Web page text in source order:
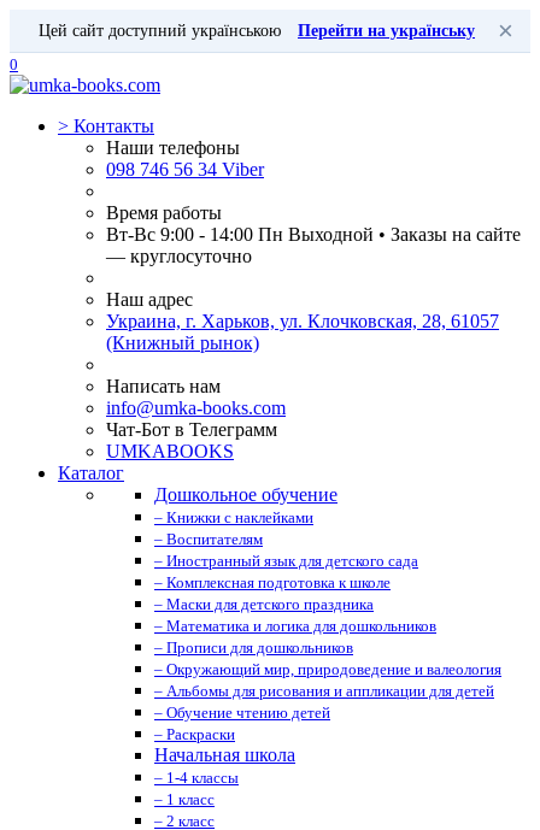
Цей сайт доступний українською Перейти на українську ×
0
> Контакты
Наши телефоны
098 746 56 34 Viber
Время работы
Вт-Вс 9:00 - 14:00 Пн Выходной • Заказы на сайте
— круглосуточно
Наш адрес
Украина, г. Харьков, ул. Клочковская, 28, 61057
(Книжный рынок)
Написать нам
info@umka-books.com
Чат-Бот в Телеграмм
UMKABOOKS
Каталог
Дошкольное обучение
– Книжки с наклейками
– Воспитателям
– Иностранный язык для детского сада
– Комплексная подготовка к школе
– Маски для детского праздника
– Математика и логика для дошкольников
– Прописи для дошкольников
– Окружающий мир, природоведение и валеология
– Альбомы для рисования и аппликации для детей
– Обучение чтению детей
– Раскраски
Начальная школа
– 1-4 классы
– 1 класс
– 2 класс